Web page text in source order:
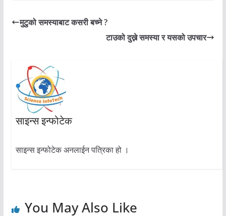
मुटुको समस्याबाट कसरी बच्ने ?
टाउको दुख्ने समस्या र यसको उपचार
साइन्स इन्फोटेक
साइन्स इन्फोटेक अनलाईन पत्रिका हो ।
You May Also Like